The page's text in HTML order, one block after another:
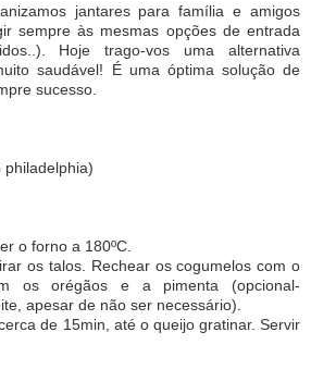
jantares para família e amigos
sempre às mesmas opções de entrada
Hoje trago-vos uma alternativa
saudável! É uma óptima solução de
sucesso.
o forno a 180ºC.
os talos. Rechear os cogumelos com o
os orégãos e a pimenta (opcional-
apesar de não ser necessário).
de 15min, até o queijo gratinar. Servir